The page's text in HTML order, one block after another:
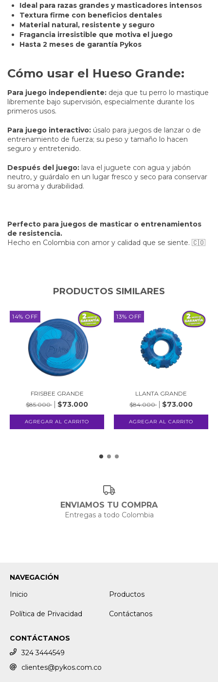
Ideal para razas grandes y masticadores intensos
Textura firme con beneficios dentales
Material natural, resistente y seguro
Fragancia irresistible que motiva el juego
Hasta 2 meses de garantía Pykos
Cómo usar el Hueso Grande:
Para juego independiente: deja que tu perro lo mastique
libremente bajo supervisión, especialmente durante los
primeros usos.
Para juego interactivo: úsalo para juegos de lanzar o de
entrenamiento de fuerza; su peso y tamaño lo hacen
seguro y entretenido.
Después del juego: lava el juguete con agua y jabón
neutro, y guárdalo en un lugar fresco y seco para conservar
su aroma y durabilidad.
Perfecto para juegos de masticar o entrenamientos
de resistencia.
Hecho en Colombia con amor y calidad que se siente. 🇨🇴
PRODUCTOS SIMILARES
14% OFF
FRISBEE GRANDE
$85.000
$73.000
13% OFF
LLANTA GRANDE
$84.000
$73.000
ENVIAMOS TU COMPRA
Entregas a todo Colombia
NAVEGACIÓN
Inicio
Productos
Política de Privacidad Contáctanos
CONTÁCTANOS
324 3444549
clientes@pykos.com.co